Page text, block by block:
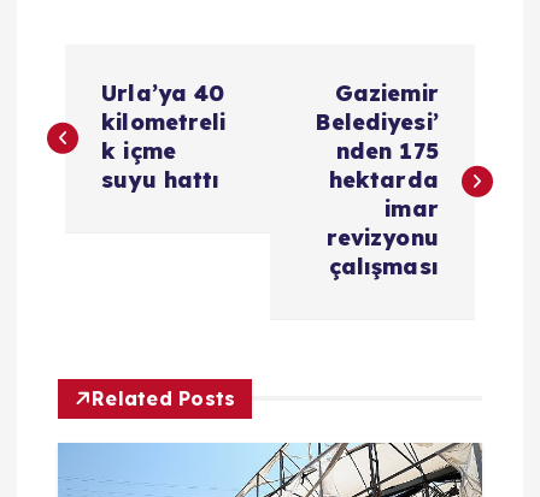
a
e
z
Urla’ya 40
kilometreli
k içme
suyu hattı
Gaziemir
Belediyesi’
nden 175
hektarda
imar
revizyonu
çalışması
Related Posts